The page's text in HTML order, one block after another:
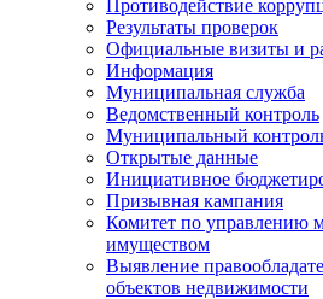
Противодействие
Результаты проверок
Официальные визиты и
Информация
Муниципальная служба
Ведомственный контроль
Муниципальный
Открытые данные
Инициативное
Призывная кампания
Комитет по управлению
имуществом
Выявление
объектов недвижимости